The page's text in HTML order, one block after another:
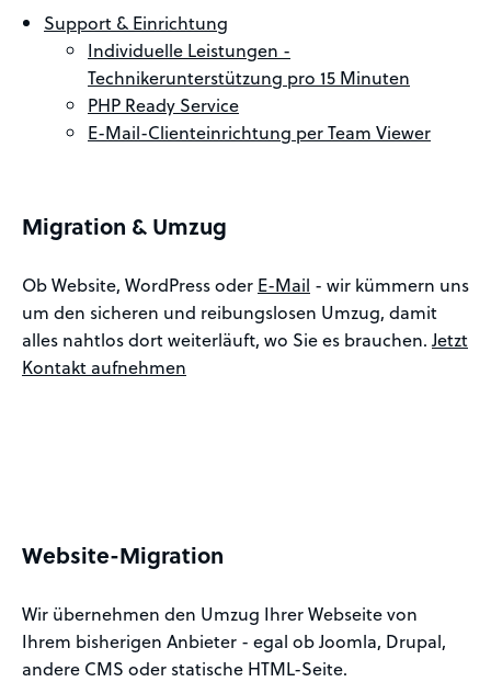
Support & Einrichtung
Individuelle Leistungen -
Technikerunterstützung pro 15 Minuten
PHP Ready Service
E-Mail-Clienteinrichtung per Team Viewer
Migration & Umzug
Ob Website, WordPress oder E-Mail - wir kümmern uns
um den sicheren und reibungslosen Umzug, damit
alles nahtlos dort weiterläuft, wo Sie es brauchen.Jetzt
Kontakt aufnehmen
Website-Migration
Wir übernehmen den Umzug Ihrer Webseite von
Ihrem bisherigen Anbieter - egal ob Joomla, Drupal,
andere CMS oder statische HTML-Seite.